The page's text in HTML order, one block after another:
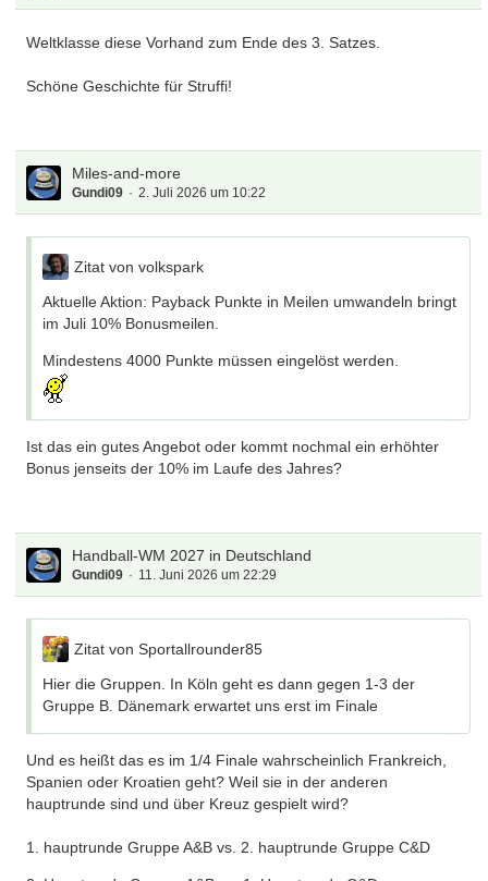
Weltklasse diese Vorhand zum Ende des 3. Satzes.
Schöne Geschichte für Struffi!
Miles-and-more
Gundi09 2. Juli 2026 um 10:22
Zitat von volkspark
Aktuelle Aktion: Payback Punkte in Meilen umwandeln bringt
im Juli 10% Bonusmeilen.
Mindestens 4000 Punkte müssen eingelöst werden.
Ist das ein gutes Angebot oder kommt nochmal ein erhöhter
Bonus jenseits der 10% im Laufe des Jahres?
Handball-WM 2027 in Deutschland
Gundi09 11. Juni 2026 um 22:29
Zitat von Sportallrounder85
Hier die Gruppen. In Köln geht es dann gegen 1-3 der
Gruppe B. Dänemark erwartet uns erst im Finale
Und es heißt das es im 1/4 Finale wahrscheinlich Frankreich,
Spanien oder Kroatien geht? Weil sie in der anderen
hauptrunde sind und über Kreuz gespielt wird?
1. hauptrunde Gruppe A&B vs. 2. hauptrunde Gruppe C&D